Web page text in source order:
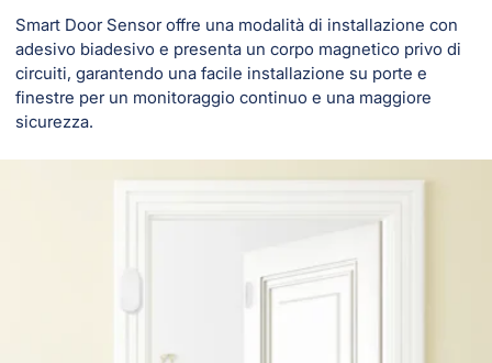
Smart Door Sensor offre una modalità di installazione con
adesivo biadesivo e presenta un corpo magnetico privo di
circuiti, garantendo una facile installazione su porte e
finestre per un monitoraggio continuo e una maggiore
sicurezza.